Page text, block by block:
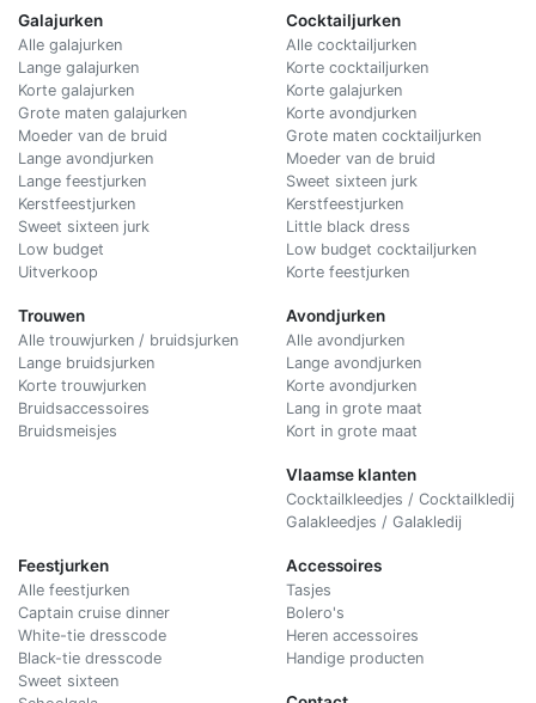
Galajurken
Alle galajurken
Lange galajurken
Korte galajurken
Grote maten galajurken
Moeder van de bruid
Lange avondjurken
Lange feestjurken
Kerstfeestjurken
Sweet sixteen jurk
Low budget
Uitverkoop
Trouwen
Alle trouwjurken / bruidsjurken
Lange bruidsjurken
Korte trouwjurken
Bruidsaccessoires
Bruidsmeisjes
Cocktailjurken
Alle cocktailjurken
Korte cocktailjurken
Korte galajurken
Korte avondjurken
Grote maten cocktailjurken
Moeder van de bruid
Sweet sixteen jurk
Kerstfeestjurken
Little black dress
Low budget cocktailjurken
Korte feestjurken
Avondjurken
Alle avondjurken
Lange avondjurken
Korte avondjurken
Lang in grote maat
Kort in grote maat
Vlaamse klanten
Cocktailkleedjes / Cocktailkledij
Galakleedjes / Galakledij
Feestjurken
Alle feestjurken
Captain cruise dinner
White-tie dresscode
Black-tie dresscode
Sweet sixteen
Accessoires
Tasjes
Bolero's
Heren accessoires
Handige producten